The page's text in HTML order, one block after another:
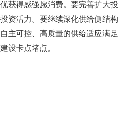
优获得感强愿消费。要完善扩大
投资活力。要继续深化供给侧结
自主可控、高质量的供给适应满
建设卡点堵点。